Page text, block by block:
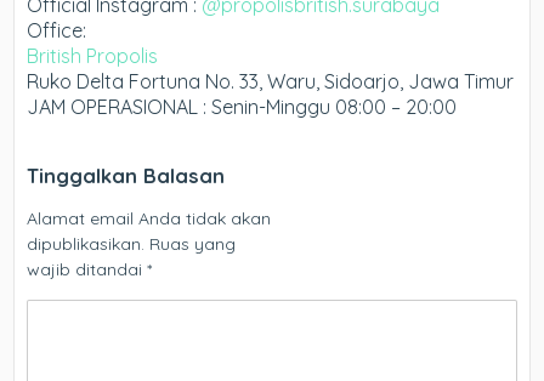
Office:
British Propolis
Ruko Delta Fortuna No. 33, Waru, Sidoarjo, Jawa Timur
JAM OPERASIONAL : Senin-Minggu 08:00 – 20:00
Tinggalkan Balasan
Alamat email Anda tidak akan
dipublikasikan. Ruas yang
wajib ditandai*